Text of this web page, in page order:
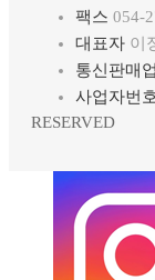
팩스 054-
대표자 이
통신판매
사업자번호
RESERVED